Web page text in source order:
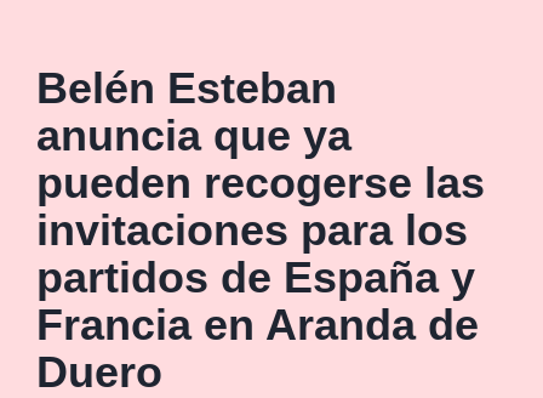
Belén Esteban
anuncia que ya
pueden recogerse las
invitaciones para los
partidos de España y
Francia en Aranda de
Duero